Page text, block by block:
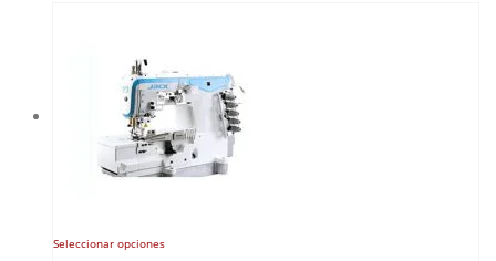
Seleccionar opciones